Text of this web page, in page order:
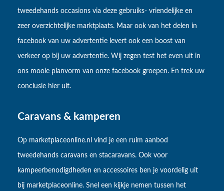
tweedehands occasions via deze gebruiks- vriendelijke en
zeer overzichtelijke marktplaats. Maar ook van het delen in
facebook van uw advertentie levert ook een boost van
verkeer op bij uw advertentie. Wij zegen test het even uit in
ons mooie planvorm van onze facebook groepen. En trek uw
conclusie hier uit.
Caravans & kamperen
Op marketplaceonline.nl vind je een ruim aanbod
tweedehands caravans en stacaravans. Ook voor
kampeerbenodigdheden en accessoires ben je voordelig uit
bij marketplaceonline. Snel een kijkje nemen tussen het